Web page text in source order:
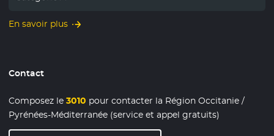
En savoir plus
Contact
Composez le3010 pour contacter la Région Occitanie /
Pyrénées-Méditerranée (service et appel gratuits)